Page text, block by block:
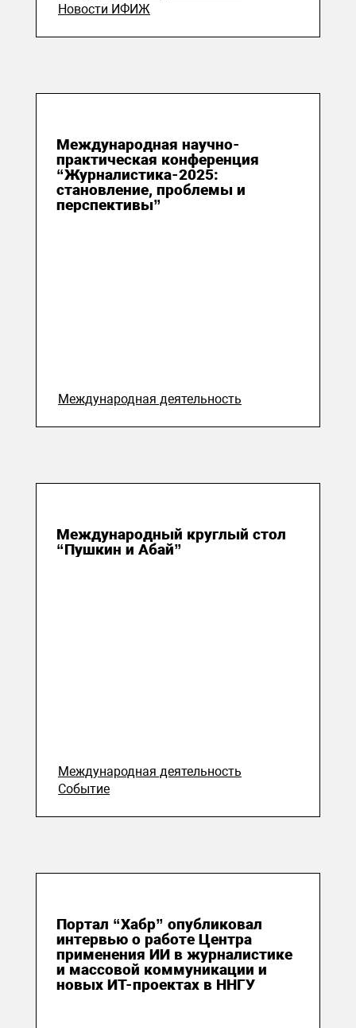
Новости ИФИЖ
Международная научно-
практическая конференция
“Журналистика-2025:
становление, проблемы и
перспективы”
Международная деятельность
Международный круглый стол
“Пушкин и Абай”
Международная деятельность
Событие
Портал “Хабр” опубликовал
интервью о работе Центра
применения ИИ в журналистике
и массовой коммуникации и
новых ИТ-проектах в ННГУ